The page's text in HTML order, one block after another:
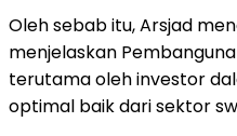
Oleh sebab itu, Arsjad
menjelaskan
terutama oleh investor
optimal baik dari sektor